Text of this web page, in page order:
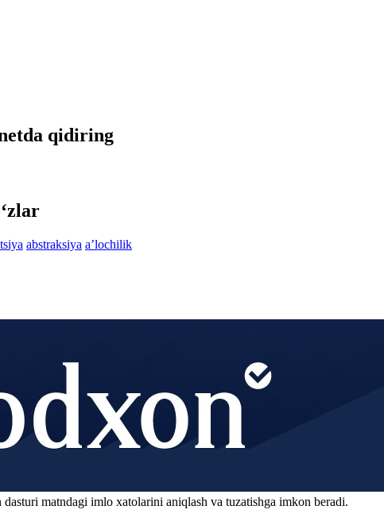
qidiring
abstraksiya aʼlochilik
matndagi imlo xatolarini aniqlash va tuzatishga imkon beradi.